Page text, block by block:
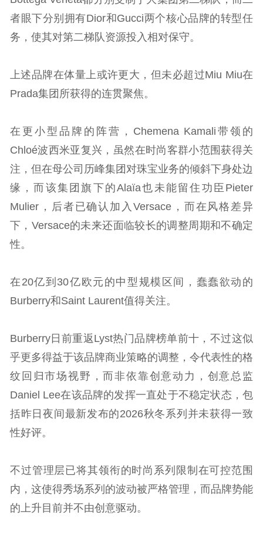
者眼下分别拥有Dior和Gucci两个核心品牌的转型任
务，使其对第二梯队资源投入相对保守。
上述品牌在体量上或许更大，但未必超过Miu Miu在
Prada集团所获得的连贯聚焦。
在更小型品牌的阵营，Chemena Kamali带领的
Chloé波西米亚复兴，虽然在时尚客群小范围获得关
注，但在母公司历峰集团对珠宝业务的倾斜下身处边
缘，而该集团旗下的Alaïa也未能留住功臣Pieter
Mulier，后者已确认加入Versace，而在风格差异
下，Versace的未来还面临较长的调整周期和不确定
性。
在20亿到30亿欧元的中型规模区间，蠢蠢欲动的
Burberry和Saint Laurent值得关注。
Burberry日前重返Lyst热门品牌榜单前十，不过这似
乎更多得益于该品牌商业策略的调整，令代表性的格
纹回归市场视野，而非依靠创意动力，创意总监
Daniel Lee在该品牌的发挥一直处于不稳定状态，包
括昨日夜间最新发布的2026秋冬系列并未获得一致
性好评。
不过管理层已将其领衔的时尚系列限制在可控范围
内，这使得秀场系列的波动被严格管理，而品牌势能
的上升目前并不由创意驱动。